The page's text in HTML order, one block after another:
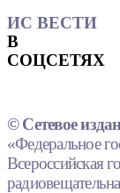
ИС ВЕСТИ
В
СОЦСЕТЯХ
© Сетевое
«Федеральное
Всероссийская